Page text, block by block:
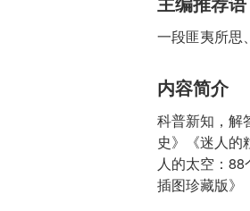
一段匪夷所思
内容简介
科普新知，解
史》《迷人的
人的太空：
插图珍藏版》